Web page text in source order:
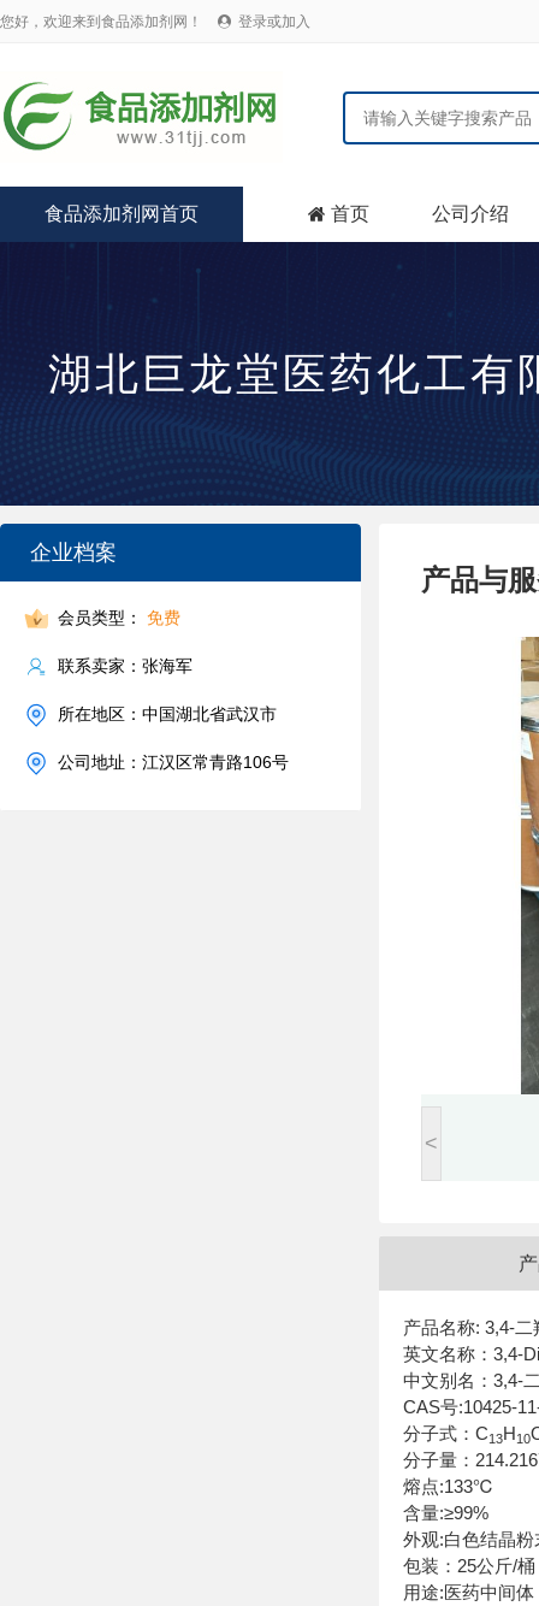
您好，欢迎来到食品添加剂网！  登录或加入
食品添加剂网首页  首页 公司介绍
湖北巨龙堂医药化工有
企业档案
会员类型： 免费
联系卖家：张海军
所在地区：中国湖北省武汉市
公司地址：江汉区常青路106号
产品与
<
产品名称: 3,4-
英文名称：3,4-
中文别名：3,4-
CAS号:10425-
分子式：C13H10
分子量：
熔点:133℃
含量:≥99%
外观:白色结晶粉
包装：25公斤/桶
用途:医药中间体